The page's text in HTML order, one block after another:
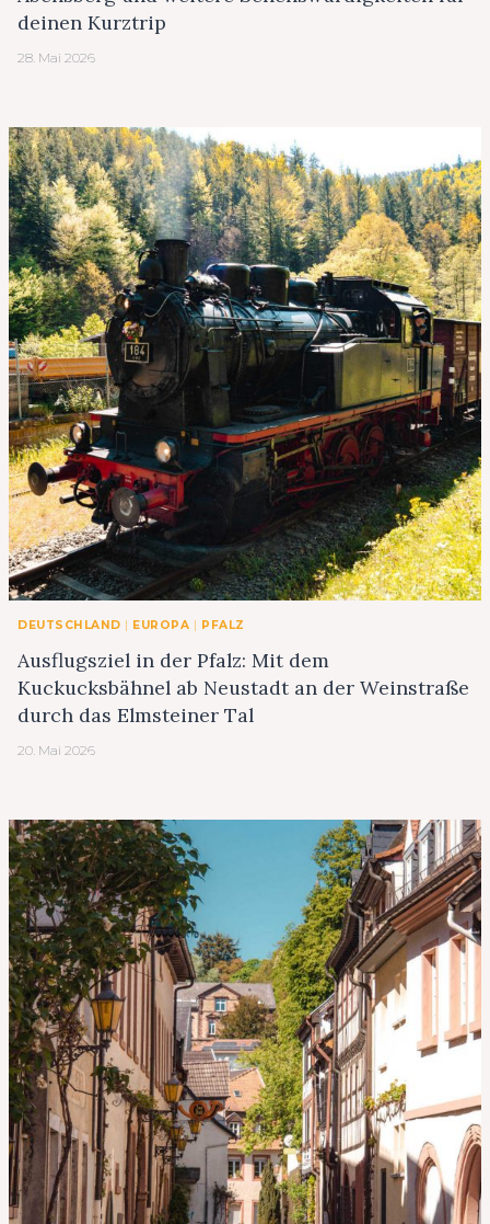
deinen Kurztrip
28. Mai 2026
DEUTSCHLAND EUROPA PFALZ
Ausflugsziel in der Pfalz: Mit dem
Kuckucksbähnel ab Neustadt an der Weinstraße
durch das Elmsteiner Tal
20. Mai 2026